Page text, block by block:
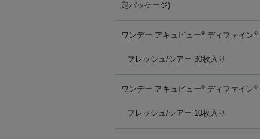
定パッケージ)
ワンデー アキュビュー® ディファイン®
フレッシュ/シアー 30枚入り
ワンデー アキュビュー® ディファイン®
フレッシュ/シアー 10枚入り